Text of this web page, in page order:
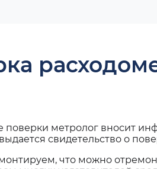
поверки метролог вносит
свидетельство о
что можно